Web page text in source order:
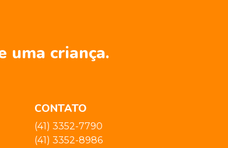
uma criança.
CONTATO
(41) 3352-7790
(41) 3352-8986